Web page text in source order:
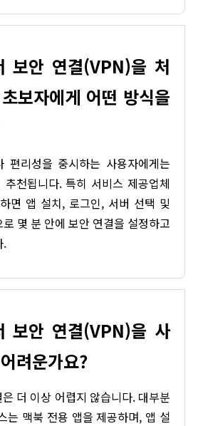
보안 연결(VPN)을 처
보자에게 어떤 방식을
편리성을 중시하는 사용자에게는
천됩니다. 특히 서비스 제공업체
면 앱 설치, 로그인, 서버 선택 및
몇 분 안에 보안 연결을 설정하고
.
보안 연결(VPN)을 사
려운가요?
더 이상 어렵지 않습니다. 대부분
는 맥북 전용 앱을 제공하며, 앱 설